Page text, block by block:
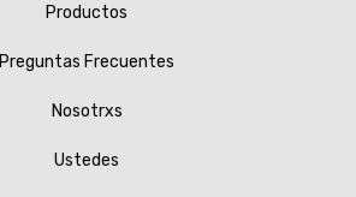
Productos
Preguntas Frecuentes
Nosotrxs
Ustedes